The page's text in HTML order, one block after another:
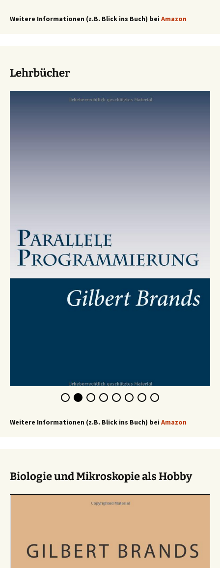
Weitere Informationen (z.B. Blick ins Buch) bei Amazon
Lehrbücher
Weitere Informationen (z.B. Blick ins Buch) bei Amazon
Biologie und Mikroskopie als Hobby